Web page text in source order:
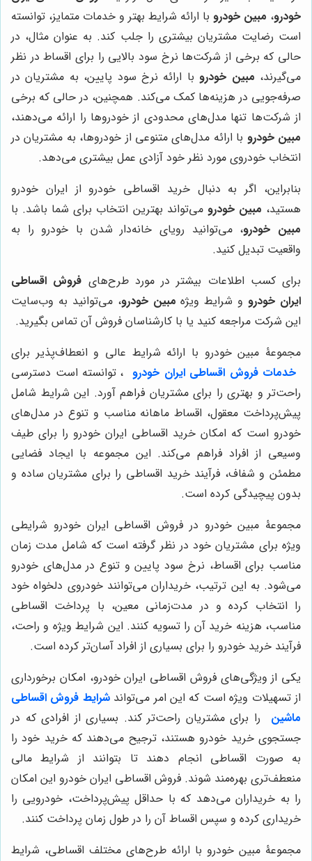
خودرو، مبین خودرو با ارائه شرایط بهتر و خدمات متمایز، توانسته
است رضایت مشتریان بیشتری را جلب کند. به عنوان مثال، در
حالی که برخی از شرکت‌ها نرخ سود بالایی را برای اقساط در نظر
می‌گیرند، مبین خودروبا ارائه نرخ سود پایین، به مشتریان در
صرفه‌جویی در هزینه‌ها کمک می‌کند. همچنین، در حالی که برخی
از شرکت‌ها تنها مدل‌های محدودی از خودروها را ارائه می‌دهند،
مبین خودرو با ارائه مدل‌های متنوعی از خودروها، به مشتریان در
انتخاب خودروی مورد نظر خود آزادی عمل بیشتری می‌دهد.
بنابراین، اگر به دنبال خرید اقساطی خودرو از ایران خودرو
هستید، مبین خودرو می‌تواند بهترین انتخاب برای شما باشد. با
مبین خودرو، می‌توانید رویای خانه‌دار شدن با خودرو را به
واقعیت تبدیل کنید.
برای کسب اطلاعات بیشتر در مورد طرح‌های فروش اقساطی
ایران خودروو شرایط ویژه مبین خودرو، می‌توانید به وب‌سایت
این شرکت مراجعه کنید یا با کارشناسان فروش آن تماس بگیرید.
مجموعۀ مبین خودرو با ارائه شرایط عالی و انعطاف‌پذیر برای
خدمات فروش اقساطی ایران خودرو ، توانسته است دسترسی
راحت‌تر و بهتری را برای مشتریان فراهم آورد. این شرایط شامل
پیش‌پرداخت معقول، اقساط ماهانه مناسب و تنوع در مدل‌های
خودرو است که امکان خرید اقساطی ایران خودرو را برای طیف
وسیعی از افراد فراهم می‌کند. این مجموعه با ایجاد فضایی
مطمئن و شفاف، فرآیند خرید اقساطی را برای مشتریان ساده و
بدون پیچیدگی کرده است.
مجموعۀ مبین خودرو در فروش اقساطی ایران خودرو شرایطی
ویژه برای مشتریان خود در نظر گرفته است که شامل مدت زمان
مناسب برای اقساط، نرخ سود پایین و تنوع در مدل‌های خودرو
می‌شود. به این ترتیب، خریداران می‌توانند خودروی دلخواه خود
را انتخاب کرده و در مدت‌زمانی معین، با پرداخت اقساطی
مناسب، هزینه خرید آن را تسویه کنند. این شرایط ویژه و راحت،
فرآیند خرید خودرو را برای بسیاری از افراد آسان‌تر کرده است.
یکی از ویژگی‌های فروش اقساطی ایران خودرو، امکان برخورداری
از تسهیلات ویژه است که این امر می‌تواندشرایط فروش اقساطی
ماشین
را برای مشتریان راحت‌تر کند. بسیاری از افرادی که در
جستجوی خرید خودرو هستند، ترجیح می‌دهند که خرید خود را
به صورت اقساطی انجام دهند تا بتوانند از شرایط مالی
منعطف‌تری بهره‌مند شوند. فروش اقساطی ایران خودرو این امکان
را به خریداران می‌دهد که با حداقل پیش‌پرداخت، خودرویی را
خریداری کرده و سپس اقساط آن را در طول زمان پرداخت کنند.
مجموعۀ مبین خودرو با ارائه طرح‌های مختلف اقساطی، شرایط